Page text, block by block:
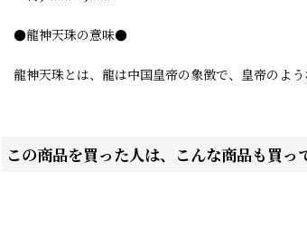
●龍神天珠の意味●
龍神天珠とは、龍は中国皇帝の象徴で、皇帝のよ
この商品を買った人は、こんな商品も買っ